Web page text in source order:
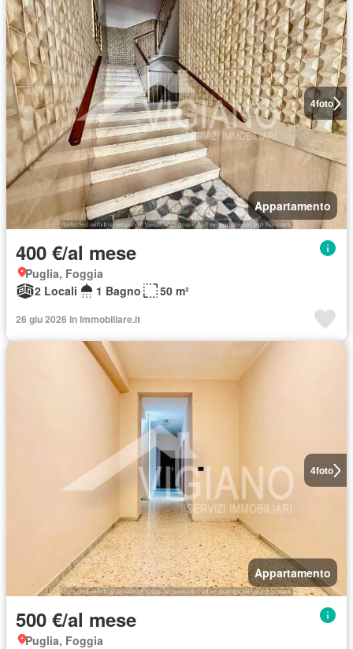
4foto
Appartamento
400 €/al mese
Puglia, Foggia
2 Locali
1 Bagno 50 m²
26 giu 2026 in Immobiliare.it
4foto
Appartamento
500 €/al mese
Puglia, Foggia